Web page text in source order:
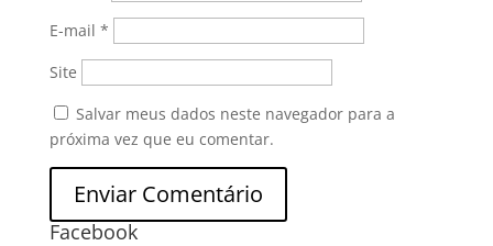
E-mail *
Site
Salvar meus dados neste navegador para a
próxima vez que eu comentar.
Facebook